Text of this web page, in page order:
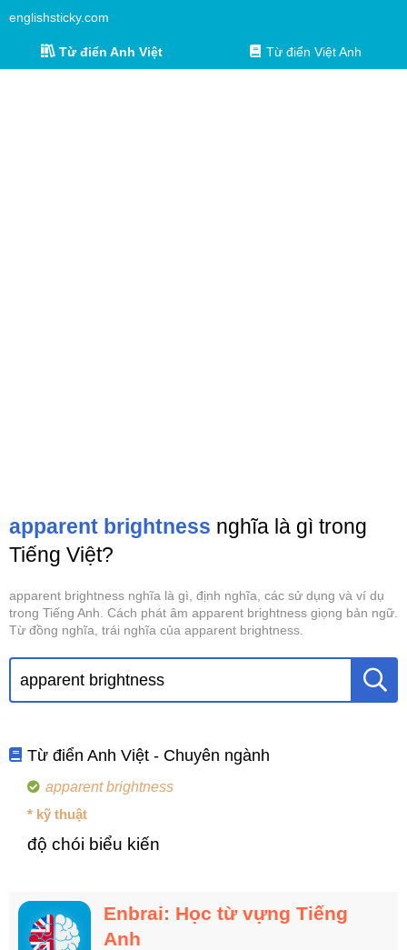
englishsticky.com
Từ điển Anh Việt Từ điển Việt Anh
apparent brightness nghĩa là gì trong
Tiếng Việt?
apparent brightness nghĩa là gì, định nghĩa, các sử dụng và ví dụ
trong Tiếng Anh. Cách phát âm apparent brightness giọng bản ngữ.
Từ đồng nghĩa, trái nghĩa của apparent brightness.
Từ điển Anh Việt - Chuyên ngành
apparent brightness
* kỹ thuật
độ chói biểu kiến
Enbrai: Học từ vựng Tiếng
Anh